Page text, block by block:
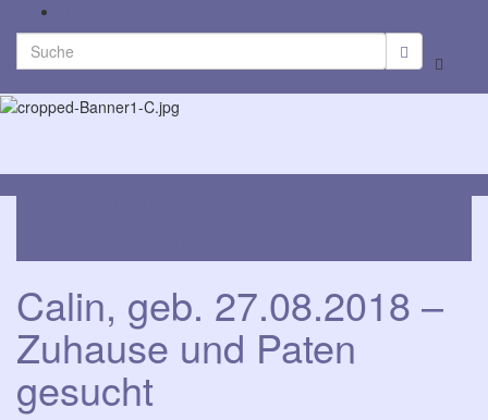
Search
for:
Calin, geb. 27.08.2018 –
Zuhause und Paten
gesucht